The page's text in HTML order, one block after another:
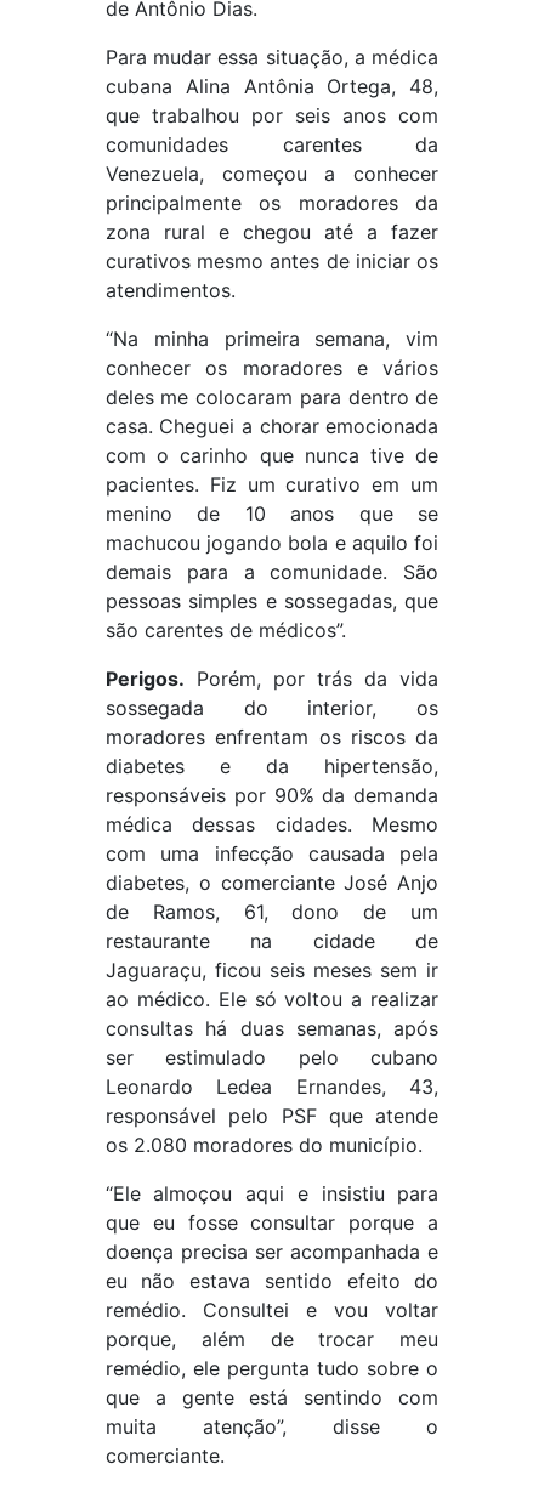
de Antônio Dias.
Para mudar essa situação, a médica
cubana Alina Antônia Ortega, 48,
que trabalhou por seis anos com
comunidades carentes da
Venezuela, começou a conhecer
principalmente os moradores da
zona rural e chegou até a fazer
curativos mesmo antes de iniciar os
atendimentos.
“Na minha primeira semana, vim
conhecer os moradores e vários
deles me colocaram para dentro de
casa. Cheguei a chorar emocionada
com o carinho que nunca tive de
pacientes. Fiz um curativo em um
menino de 10 anos que se
machucou jogando bola e aquilo foi
demais para a comunidade. São
pessoas simples e sossegadas, que
são carentes de médicos”.
Perigos. Porém, por trás da vida
sossegada do interior, os
moradores enfrentam os riscos da
diabetes e da hipertensão,
responsáveis por 90% da demanda
médica dessas cidades. Mesmo
com uma infecção causada pela
diabetes, o comerciante José Anjo
de Ramos, 61, dono de um
restaurante na cidade de
Jaguaraçu, ficou seis meses sem ir
ao médico. Ele só voltou a realizar
consultas há duas semanas, após
ser estimulado pelo cubano
Leonardo Ledea Ernandes, 43,
responsável pelo PSF que atende
os 2.080 moradores do município.
“Ele almoçou aqui e insistiu para
que eu fosse consultar porque a
doença precisa ser acompanhada e
eu não estava sentido efeito do
remédio. Consultei e vou voltar
porque, além de trocar meu
remédio, ele pergunta tudo sobre o
que a gente está sentindo com
muita atenção”, disse o
comerciante.